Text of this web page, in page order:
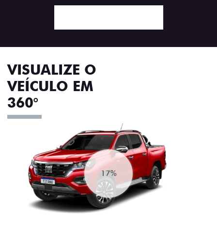
VISUALIZE O
VEÍCULO EM
360°
20%